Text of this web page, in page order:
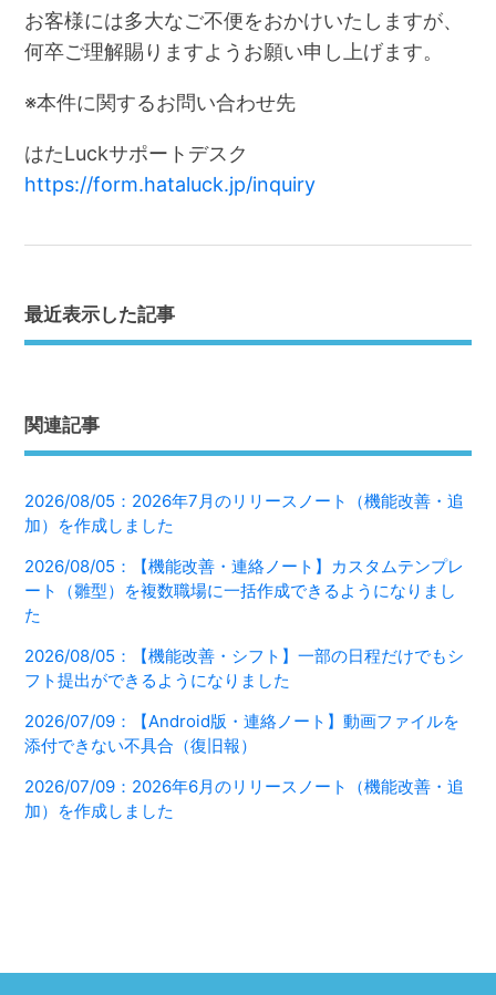
お客様には多大なご不便をおかけいたしますが、
何卒ご理解賜りますようお願い申し上げます。
※本件に関するお問い合わせ先
はたLuckサポートデスク
https://form.hataluck.jp/inquiry
最近表示した記事
関連記事
2026/08/05：2026年7月のリリースノート（機能改善・追
加）を作成しました
2026/08/05：【機能改善・連絡ノート】カスタムテンプレ
ート（雛型）を複数職場に一括作成できるようになりまし
た
2026/08/05：【機能改善・シフト】一部の日程だけでもシ
フト提出ができるようになりました
2026/07/09：【Android版・連絡ノート】動画ファイルを
添付できない不具合（復旧報）
2026/07/09：2026年6月のリリースノート（機能改善・追
加）を作成しました